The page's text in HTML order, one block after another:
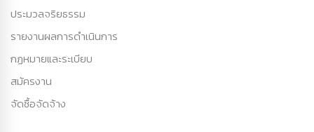
ประมวลจริยธรรม
รายงานผลการดำเนินการ
กฏหมายและระเบียบ
สมัครงาน
จัดซื้อจัดจ้าง